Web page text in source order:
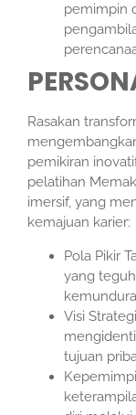
pemimpin
Rasakan
pemikiran
pelatihan
imersif, yang
kemajuan karier:
Pola Pikir
yang
Visi
tujuan